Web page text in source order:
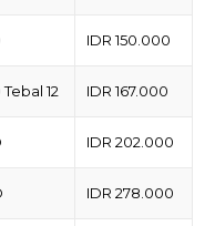
IDR 150.000
12 IDR 167.000
IDR 202.000
IDR 278.000